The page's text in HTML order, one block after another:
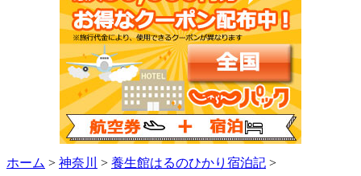
ホーム > 神奈川 > 養生館はるのひかり宿泊記 >